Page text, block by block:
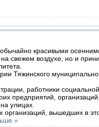
красивыми
свежем воздухе, но и
Тяжинского
работники социальной
предприятий, организаций,
улицах.
организаций, вышедших в
»